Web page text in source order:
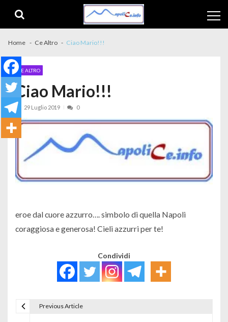
Home Ce Altro Ciao Mario!!!
CE ALTRO
Ciao Mario!!!
29 Luglio 2019 0
eroe dal cuore azzurro…. simbolo di quella Napoli
coraggiosa e generosa! Cieli azzurri per te!
Condividi
Previous Article